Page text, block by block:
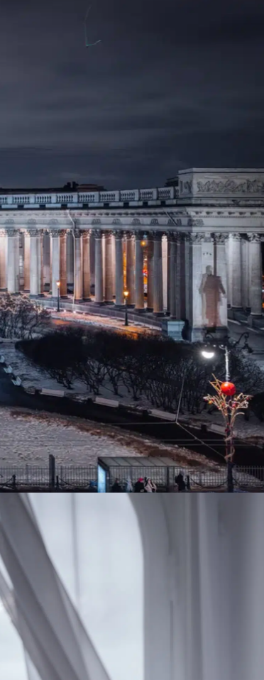
масштабной реконструкции фасада
захватывающий вид на
частью.
наш отель в новом свете. Добро
магию!
— давайте завершим этот год
Андрея Гансена постройки 1776-1777х
столицы.
и пешеходных улиц города, уютная и
открывает величественный вид на
«Smart»номеров с настоящим
пешеходную улицу города.
«Президентский Люкс»
собор. Это место, где рождаются
в сердце Северной столицы. Будем
где каждый вечер становится